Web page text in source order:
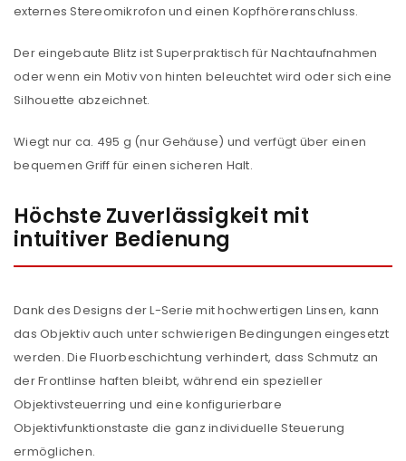
Passwort
Anmeldeformular geschützt durch
PASSWORT VERGESSEN?
REGISTRIEREN
Ein Link zum Erstellen eines neuen Passworts wird an
externes Stereomikrofon und einen Kopfhöreranschluss.
Der eingebaute Blitz ist Superpraktisch für Nachtaufnahmen
oder wenn ein Motiv von hinten beleuchtet wird oder sich eine
Silhouette abzeichnet.
Wiegt nur ca. 495 g (nur Gehäuse) und verfügt über einen
bequemen Griff für einen sicheren Halt.
Höchste Zuverlässigkeit mit
intuitiver Bedienung
Dank des Designs der L-Serie mit hochwertigen Linsen, kann
das Objektiv auch unter schwierigen Bedingungen eingesetzt
werden. Die Fluorbeschichtung verhindert, dass Schmutz an
der Frontlinse haften bleibt, während ein spezieller
Objektivsteuerring und eine konfigurierbare
Objektivfunktionstaste die ganz individuelle Steuerung
ermöglichen.